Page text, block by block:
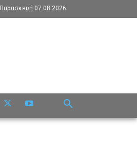
Παρασκευή 07.08.2026